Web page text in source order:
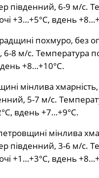
південний, 6-9 м/с.
+3…+5°С, вдень
похмуро, без
6-8 м/с. Температура
+8…+10°С.
мінлива хмарність,
5-7 м/с.
вдень +7…+9°С.
мінлива
південний, 3-6 м/с.
+1…+3°С, вдень